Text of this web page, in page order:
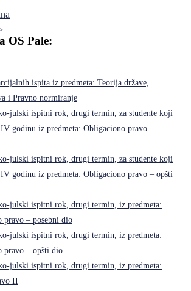
OS Pale:
ispita iz predmeta: Teorija države,
i Pravno normiranje
julski ispitni rok, drugi termin, za studente koji
godinu iz predmeta: Obligaciono pravo –
julski ispitni rok, drugi termin, za studente koji
godinu iz predmeta: Obligaciono pravo – opšti
julski ispitni rok, drugi termin, iz predmeta:
pravo – posebni dio
julski ispitni rok, drugi termin, iz predmeta:
pravo – opšti dio
julski ispitni rok, drugi termin, iz predmeta:
II